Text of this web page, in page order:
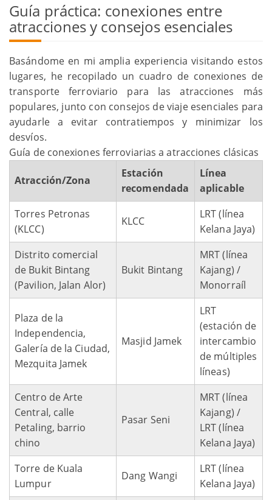
Guía práctica: conexiones entre
atracciones y consejos esenciales
Basándome en mi amplia experiencia visitando estos
lugares, he recopilado un cuadro de conexiones de
transporte ferroviario para las atracciones más
populares, junto con consejos de viaje esenciales para
ayudarle a evitar contratiempos y minimizar los
desvíos.
Guía de conexiones ferroviarias a atracciones clásicas
Atracción/Zona
Estación
recomendada
Línea
aplicable
Torres Petronas
(KLCC)
KLCC
LRT (línea
Kelana Jaya)
Distrito comercial
de Bukit Bintang
(Pavilion, Jalan Alor)
Bukit Bintang
MRT (línea
Kajang) /
Monorraíl
Plaza de la
Independencia,
Galería de la Ciudad,
Mezquita Jamek
Masjid Jamek
LRT
(estación de
intercambio
de múltiples
líneas)
Centro de Arte
Central, calle
Petaling, barrio
chino
Pasar Seni
MRT (línea
Kajang) /
LRT (línea
Kelana Jaya)
Torre de Kuala
Lumpur
Dang Wangi
LRT (línea
Kelana Jaya)